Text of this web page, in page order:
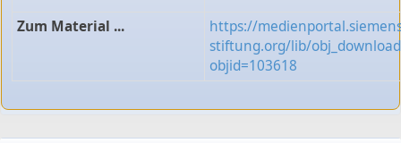
Zum Material ...
https://
stiftung.org/lib/
objid=103618